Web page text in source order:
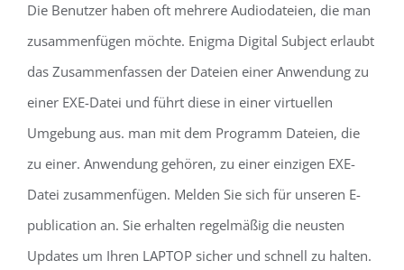
Die Benutzer haben oft mehrere Audiodateien, die man
zusammenfügen möchte. Enigma Digital Subject erlaubt
das Zusammenfassen der Dateien einer Anwendung zu
einer EXE-Datei und führt diese in einer virtuellen
Umgebung aus. man mit dem Programm Dateien, die
zu einer. Anwendung gehören, zu einer einzigen EXE-
Datei zusammenfügen. Melden Sie sich für unseren E-
publication an. Sie erhalten regelmäßig die neusten
Updates um Ihren LAPTOP sicher und schnell zu halten.